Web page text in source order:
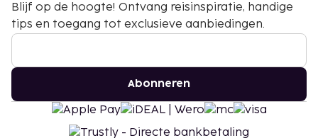
Blijf op de hoogte! Ontvang reisinspiratie, handige
tips en toegang tot exclusieve aanbiedingen.
Abonneren